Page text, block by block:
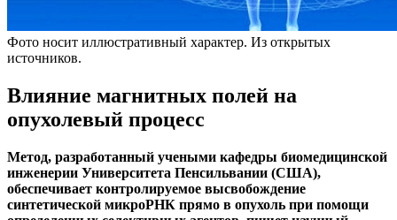
Фото носит иллюстративный характер. Из открытых
источников.
Влияние магнитных полей на
опухолевый процесс
Метод, разработанный учеными кафедры биомедицинской
инженерии Университета Пенсильвании (США),
обеспечивает контролируемое высвобождение
синтетической микроРНК прямо в опухоль при помощи